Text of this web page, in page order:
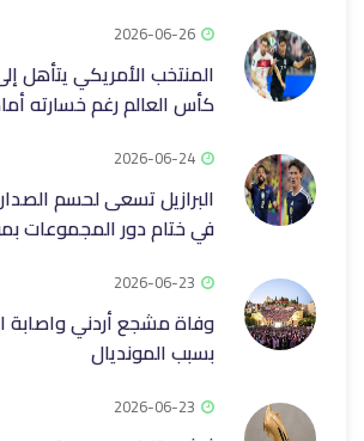
2026-06-26
كأس العالم رغم خسارته
2026-06-24
البرازيل تسعى لحسم
في ختام دور المجموعات
2026-06-23
وفاة مشجع أردني واصابة
بسبب المونديال
2026-06-23